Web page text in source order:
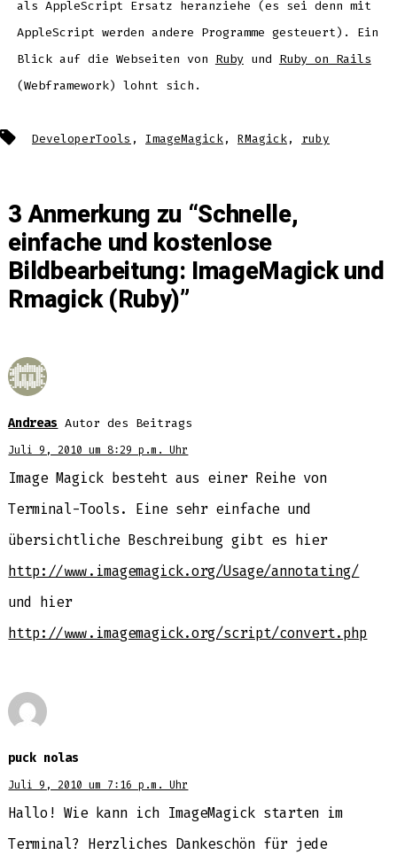
als AppleScript Ersatz heranziehe (es sei denn mit
AppleScript werden andere Programme gesteuert). Ein
Blick auf die Webseiten von Rubyund Ruby on Rails
(Webframework) lohnt sich.
Schlagwörter
DeveloperTools , ImageMagick, RMagick, ruby
3 Anmerkung zu “Schnelle,
einfache und kostenlose
Bildbearbeitung: ImageMagick und
Rmagick (Ruby)”
Andreas Autor des Beitrags
Juli 9, 2010 um 8:29 p.m. Uhr
Image Magick besteht aus einer Reihe von
Terminal-Tools. Eine sehr einfache und
übersichtliche Beschreibung gibt es hier
http://www.imagemagick.org/Usage/annotating/
und hier
http://www.imagemagick.org/script/convert.php
puck nolas
Juli 9, 2010 um 7:16 p.m. Uhr
Hallo! Wie kann ich ImageMagick starten im
Terminal? Herzliches Dankeschön für jede